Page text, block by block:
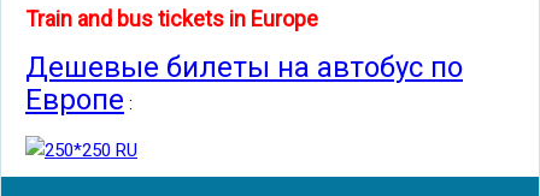
Train and bus tickets in Europe
Дешевые билеты на автобус по
Европе :